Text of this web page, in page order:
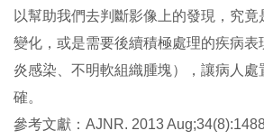
以幫助我們去判斷影像上的發現，究
變化，或是需要後續積極處理的疾病表
炎感染、不明軟組織腫塊），讓病人
確。
參考文獻：AJNR. 2013